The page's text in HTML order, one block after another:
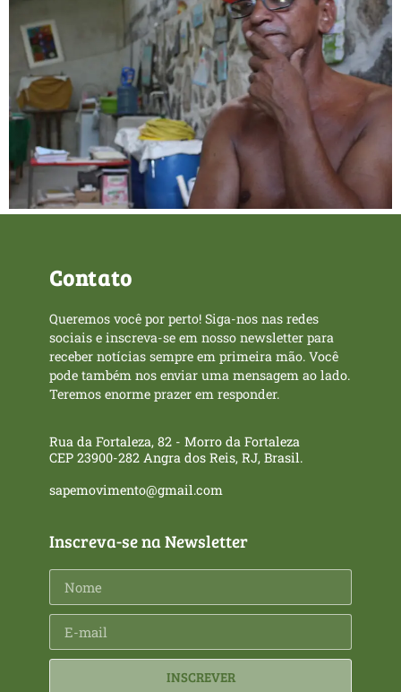
Contato
Queremos você por perto! Siga-nos nas redes
sociais e inscreva-se em nosso newsletter para
receber notícias sempre em primeira mão. Você
pode também nos enviar uma mensagem ao lado.
Teremos enorme prazer em responder.
Rua da Fortaleza, 82 - Morro da Fortaleza
CEP 23900-282 Angra dos Reis, RJ, Brasil.
sapemovimento@gmail.com
Inscreva-se na Newsletter
INSCREVER